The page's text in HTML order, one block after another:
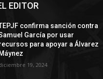
EDITOR
confirma sanción contra
García por usar
para apoyar a Álvarez
Máynez
19, 2024